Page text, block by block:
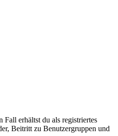
erhältst du als registriertes
Beitritt zu Benutzergruppen und